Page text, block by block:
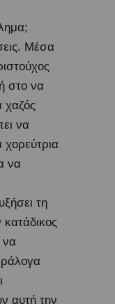
Μέσα
στο να
χαζός
να
να
τη
να
αυτή την